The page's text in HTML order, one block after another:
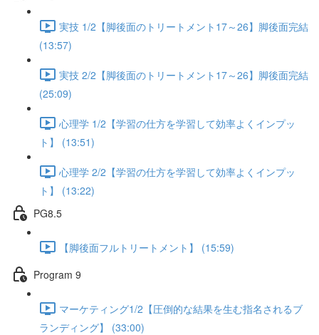
実技 1/2【脚後面のトリートメント17～26】脚後面完結
(13:57)
実技 2/2【脚後面のトリートメント17～26】脚後面完結
(25:09)
心理学 1/2【学習の仕方を学習して効率よくインプッ
ト】 (13:51)
心理学 2/2【学習の仕方を学習して効率よくインプッ
ト】 (13:22)
PG8.5
【脚後面フルトリートメント】 (15:59)
Program 9
マーケティング1/2【圧倒的な結果を生む指名されるブ
ランディング】 (33:00)